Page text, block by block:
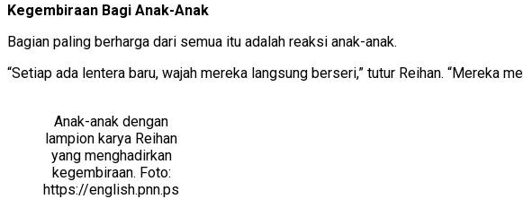
Kegembiraan Bagi Anak-Anak
Bagian paling berharga dari semua itu adalah reaksi anak-anak.
“Setiap ada lentera baru, wajah mereka langsung berseri,” tutur Reihan. “Mereka
Anak-anak dengan
lampion karya Reihan
yang menghadirkan
kegembiraan. Foto:
https://english.pnn.ps